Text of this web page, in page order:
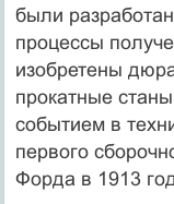
были
процессы
изобретены
прокатные
событием в
первого
Форда в 1913